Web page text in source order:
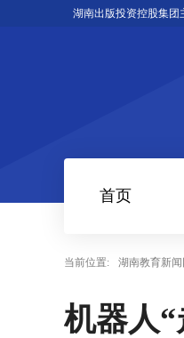
湖南出版投资控股集团
首页
当前位置: 湖南教育新闻
机器人